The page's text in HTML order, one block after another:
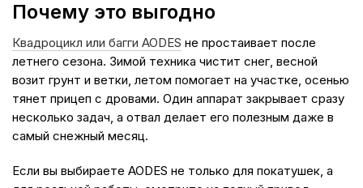
Почему это выгодно
Квадроцикл или багги AODES не простаивает после
летнего сезона. Зимой техника чистит снег, весной
возит грунт и ветки, летом помогает на участке, осенью
тянет прицеп с дровами. Один аппарат закрывает сразу
несколько задач, а отвал делает его полезным даже в
самый снежный месяц.
Если вы выбираете AODES не только для покатушек, а